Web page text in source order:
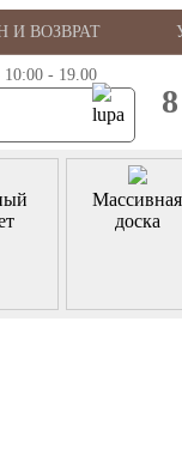
И ВОЗВРАТ
- 19.00
Массивная
доска